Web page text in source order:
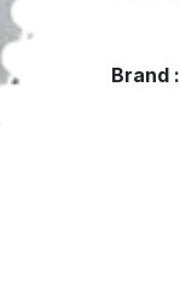
Brand :